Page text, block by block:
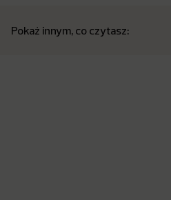
Pokaż innym, co czytasz: